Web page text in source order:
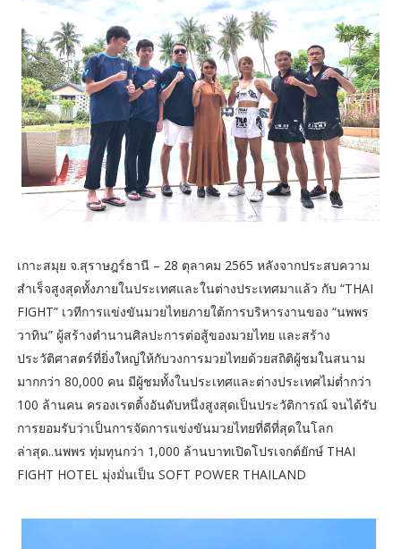
เกาะสมุย จ.สุราษฎร์ธานี – 28 ตุลาคม 2565 หลังจากประสบความ
สำเร็จสูงสุดทั้งภายในประเทศและในต่างประเทศมาแล้ว กับ “THAI
FIGHT” เวทีการแข่งขันมวยไทยภายใต้การบริหารงานของ “นพพร
วาทิน” ผู้สร้างตำนานศิลปะการต่อสู้ของมวยไทย และสร้าง
ประวัติศาสตร์ที่ยิ่งใหญ่ให้กับวงการมวยไทยด้วยสถิติผู้ชมในสนาม
มากกว่า 80,000 คน มีผู้ชมทั้งในประเทศและต่างประเทศไม่ต่ำกว่า
100 ล้านคน ครองเรตติ้งอันดับหนึ่งสูงสุดเป็นประวัติการณ์ จนได้รับ
การยอมรับว่าเป็นการจัดการแข่งขันมวยไทยที่ดีที่สุดในโลก
ล่าสุด..นพพร ทุ่มทุนกว่า 1,000 ล้านบาทเปิดโปรเจกต์ยักษ์ THAI
FIGHT HOTEL มุ่งมั่นเป็น SOFT POWER THAILAND